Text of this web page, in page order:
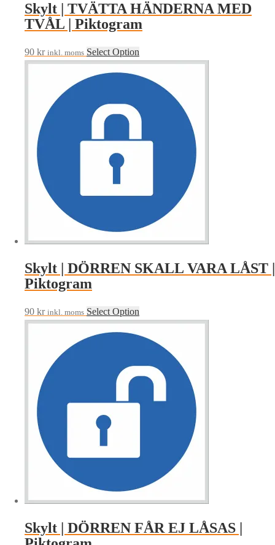
Skylt | TVÄTTA HÄNDERNA MED
TVÅL | Piktogram
90 kr inkl. moms Select Option
Skylt | DÖRREN SKALL VARA LÅST |
Piktogram
90 kr inkl. moms Select Option
Skylt | DÖRREN FÅR EJ LÅSAS |